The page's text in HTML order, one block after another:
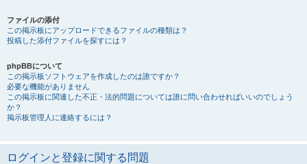
ファイルの添付
この掲示板にアップロードできるファイルの種類は？
投稿した添付ファイルを探すには？
phpBBについて
この掲示板ソフトウェアを作成したのは誰ですか？
必要な機能がありません
この掲示板に関連した不正・法的問題については誰に問い合わせればいいのでしょう
か？
掲示板管理人に連絡するには？
ログインと登録に関する問題